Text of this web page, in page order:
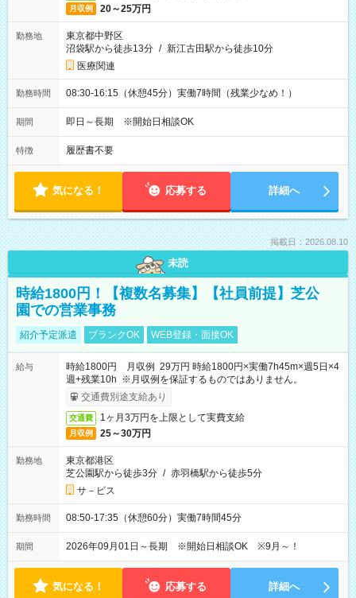
月収例 20～25万円
勤務地
東京都中野区
沼袋駅から徒歩13分 / 新江古田駅から徒歩10分
医療関連
勤務時間 08:30-16:15（休憩45分）実働7時間（残業少なめ！）
期間 即日～長期 ※開始日相談OK
特徴 履歴書不要
気になる！ 応募する 詳細へ
掲載日：2026.08.10
未読
時給1800円！【複数名募集】【社員前提】芝公
園での営業事務
紹介予定派遣 ブランクOK WEB登録・面接OK
給与
時給1800円 月収例 29万円 時給1800円×実働7h45m×週5日×4
週+残業10h ※月収例を保証するものではありません。
交通費別途支給あり
交通費 1ヶ月3万円を上限として実費支給
月収例 25～30万円
勤務地
東京都港区
芝公園駅から徒歩3分 / 赤羽橋駅から徒歩5分
サ－ビス
勤務時間 08:50-17:35（休憩60分）実働7時間45分
期間 2026年09月01日～長期 ※開始日相談OK ※9月～！
気になる！ 応募する 詳細へ